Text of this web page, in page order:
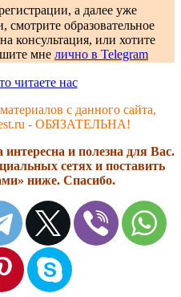
а далее уже
смотрите образовательное
консультация, или хотите
мне лично в Telegram
с данного сайта,
- ОБЯЗАТЕЛЬНА!
и полезна для Вас.
сетях и поставить
ниже. Спасибо.